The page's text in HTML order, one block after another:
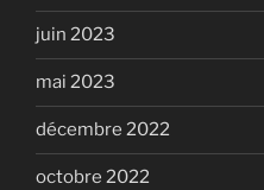
juin 2023
mai 2023
décembre 2022
octobre 2022